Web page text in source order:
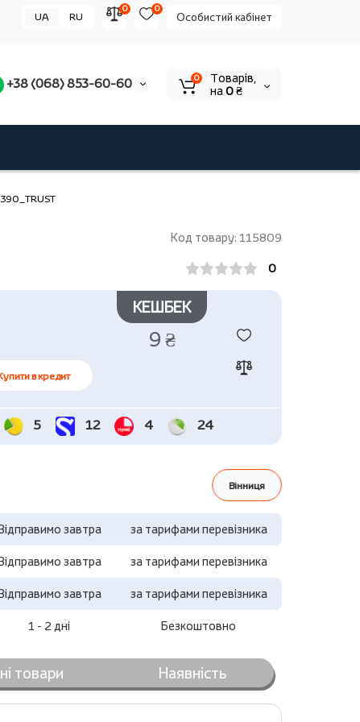
Особистий кабінет
0
0
UA RU
+38 (068) 853-60-60 0
Tоварів,
на0 ₴
Код товару: 115809
0
КЕШБЕК
9 ₴
в кредит
5 12 4 24
Вінниця
завтра за тарифами перевізника
завтра за тарифами перевізника
завтра за тарифами перевізника
1 - 2 дні Безкоштовно
товари Наявність